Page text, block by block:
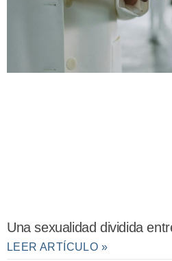
Una sexualidad dividida
LEER ARTÍCULO »